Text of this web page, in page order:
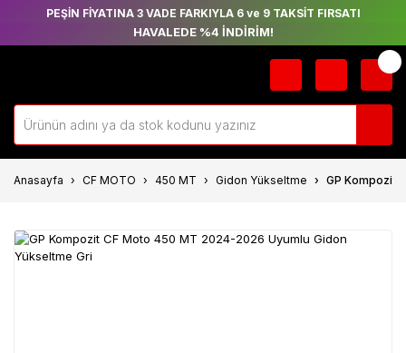
PEŞİN FİYATINA 3 VADE FARKIYLA 6 ve 9 TAKSİT FIRSATI
HAVALEDE %4 İNDİRİM!
Anasayfa CF MOTO 450 MT Gidon Yükseltme GP Kompozit